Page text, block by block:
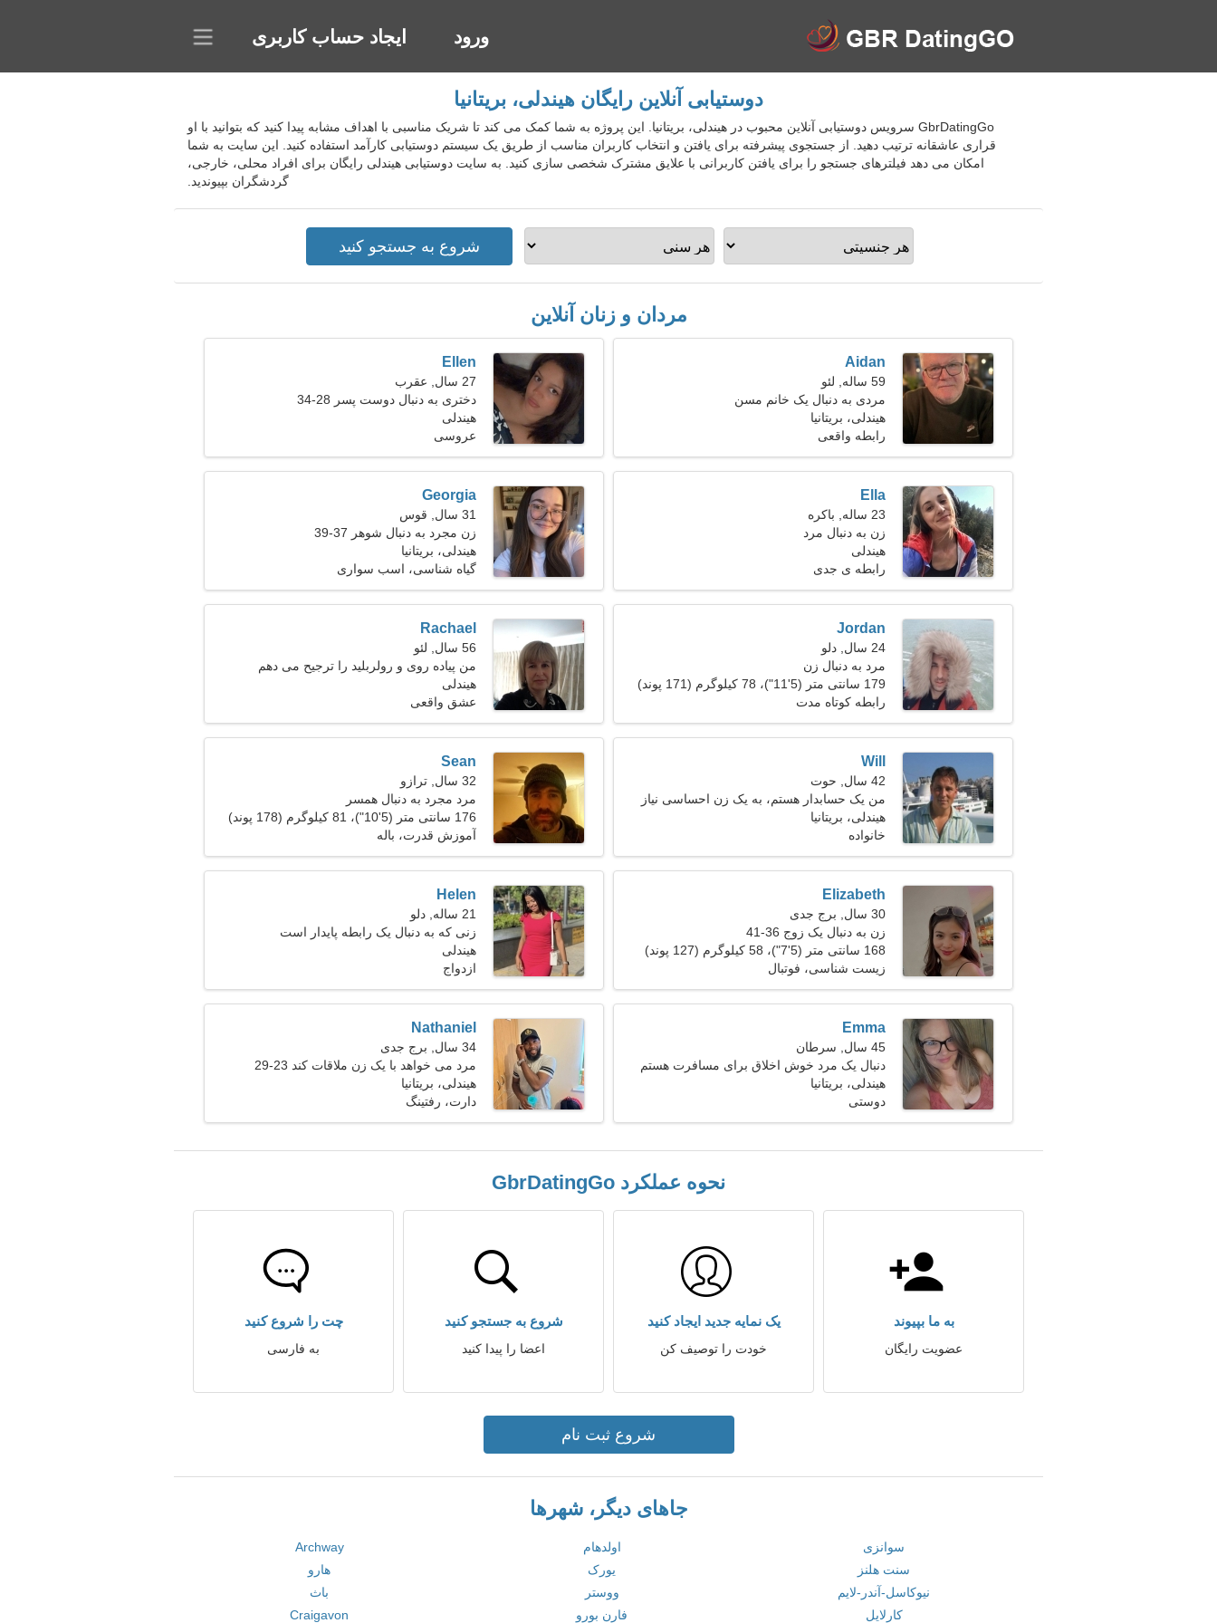
ورود ایجاد حساب کاربری
دوستیابی آنلاین رایگان هیندلی، بریتانیا
GbrDatingGo سرویس دوستیابی آنلاین محبوب در هیندلی، بریتانیا. این پروژه به شما کمک می کند تا شریک مناسبی با اهداف مشابه پیدا کنید که بتوانید با او
قراری عاشقانه ترتیب دهید. از جستجوی پیشرفته برای یافتن و انتخاب کاربران مناسب از طریق یک سیستم دوستیابی کارآمد استفاده کنید. این سایت به شما
امکان می دهد فیلترهای جستجو را برای یافتن کاربرانی با علایق مشترک شخصی سازی کنید. به سایت دوستیابی هیندلی رایگان برای افراد محلی، خارجی،
گردشگران بپیوندید.
مردان و زنان آنلاین
Aidan
59 ساله, لئو
مردی به دنبال یک خانم مسن
هیندلی، بریتانیا
رابطه واقعی
Ellen
27 سال, عقرب
دختری به دنبال دوست پسر 28-34
هیندلی
عروسی
Ella
23 ساله, باکره
زن به دنبال مرد
هیندلی
رابطه ی جدی
Georgia
31 سال, قوس
زن مجرد به دنبال شوهر 37-39
هیندلی، بریتانیا
گیاه شناسی، اسب سواری
Jordan
24 سال, دلو
مرد به دنبال زن
179 سانتی متر (5'11")، 78 کیلوگرم (171 پوند)
رابطه کوتاه مدت
Rachael
56 سال, لئو
من پیاده روی و رولربلید را ترجیح می دهم
هیندلی
عشق واقعی
Will
42 سال, حوت
من یک حسابدار هستم، به یک زن احساسی نیاز
دارم
هیندلی، بریتانیا
خانواده
Sean
32 سال, ترازو
مرد مجرد به دنبال همسر
176 سانتی متر (5'10")، 81 کیلوگرم (178 پوند)
آموزش قدرت، باله
Elizabeth
30 سال, برج جدی
زن به دنبال یک زوج 36-41
168 سانتی متر (5'7")، 58 کیلوگرم (127 پوند)
زیست شناسی، فوتبال
Helen
21 ساله, دلو
زنی که به دنبال یک رابطه پایدار است
هیندلی
ازدواج
Emma
45 سال, سرطان
دنبال یک مرد خوش اخلاق برای مسافرت هستم
هیندلی، بریتانیا
دوستی
Nathaniel
34 سال, برج جدی
مرد می خواهد با یک زن ملاقات کند 23-29
هیندلی، بریتانیا
دارت، رفتینگ
نحوه عملکرد GbrDatingGo
به ما بپیوند
عضویت رایگان
یک نمایه جدید ایجاد کنید
خودت را توصیف کن
شروع به جستجو کنید
اعضا را پیدا کنید
چت را شروع کنید
به فارسی
شروع ثبت نام
جاهای دیگر، شهرها
سوانزی اولدهام
Archway
سنت هلنز
یورک
هارو
نیوکاسل-آندر-لایم
ووستر
باث
کارلایل
فارن بورو Craigavon